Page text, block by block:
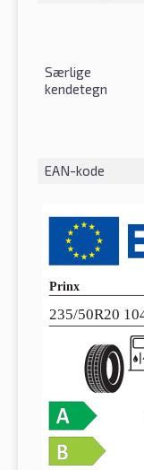
Særlige
kendetegn
EAN-kode